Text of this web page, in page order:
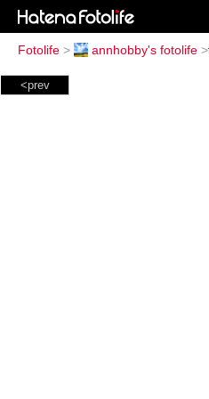
Fotolife > annhobby's fotolife >
<prev